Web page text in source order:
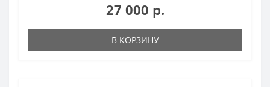
27 000 р.
В КОРЗИНУ